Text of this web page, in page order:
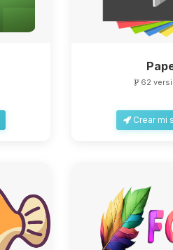
62
Crear mi